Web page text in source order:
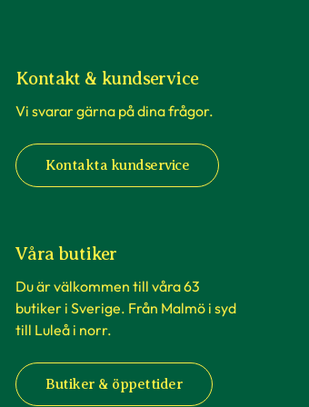
Kontakt & kundservice
Vi svarar gärna på dina frågor.
Kontakta kundservice
Våra butiker
Du är välkommen till våra 63
butiker i Sverige. Från Malmö i syd
till Luleå i norr.
Butiker & öppettider